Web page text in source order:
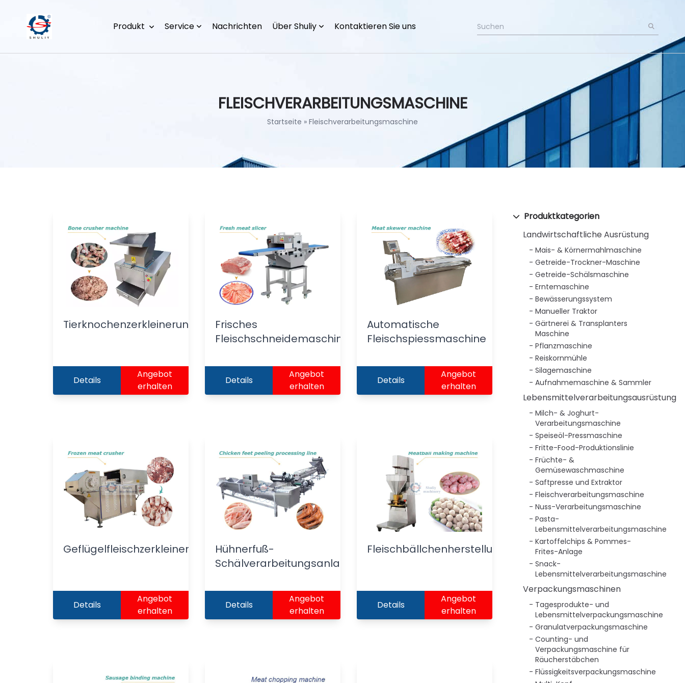
Produkt Service Nachrichten Über Shuliy Kontaktieren Sie uns
FLEISCHVERARBEITUNGSMASCHINE
Startseite » Fleischverarbeitungsmaschine
Produktkategorien
Landwirtschaftliche Ausrüstung
Mais- & Körnermahlmaschine
Getreide-Trockner-Maschine
Getreide-Schälsmaschine
Erntemaschine
Bewässerungssystem
Manueller Traktor
Gärtnerei & Transplanters
Maschine
Pflanzmaschine
Reiskornmühle
Silagemaschine
Aufnahmemaschine & Sammler
Lebensmittelverarbeitungsausrüstung
Milch- & Joghurt-
Verarbeitungsmaschine
Speiseöl-Pressmaschine
Fritte-Food-Produktionslinie
Früchte- &
Gemüsewaschmaschine
Saftpresse und Extraktor
Fleischverarbeitungsmaschine
Nuss-Verarbeitungsmaschine
Pasta-
Lebensmittelverarbeitungsmaschine
Kartoffelchips & Pommes-
Frites-Anlage
Snack-
Lebensmittelverarbeitungsmaschine
Verpackungsmaschinen
Tagesprodukte- und
Lebensmittelverpackungsmaschine
Granulatverpackungsmaschine
Counting- und
Verpackungsmaschine für
Räucherstäbchen
Flüssigkeitsverpackungsmaschine
Tierknochenzerkleinerungsmaschine
Details
Angebot
erhalten
Frisches
Fleischschneidemaschine
Details
Angebot
erhalten
Automatische
Fleischspiessmaschine
Details
Angebot
erhalten
Geflügelfleischzerkleinerer
Details
Angebot
erhalten
Hühnerfuß-
Schälverarbeitungsanlage
Details
Angebot
erhalten
Fleischbällchenherstellungsmaschine
Details
Angebot
erhalten